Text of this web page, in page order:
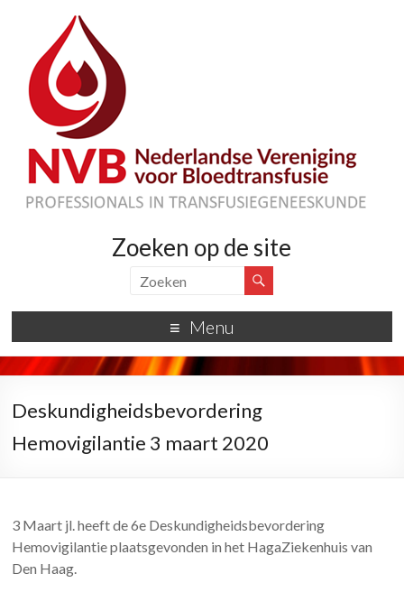
Zoeken op de site
Menu
Deskundigheidsbevordering
Hemovigilantie 3 maart 2020
3 Maart jl. heeft de 6e Deskundigheidsbevordering
Hemovigilantie plaatsgevonden in het HagaZiekenhuis van
Den Haag.